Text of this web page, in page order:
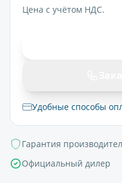
Цена с учётом НДС.
Удобные способы
Гарантия
Официальный дилер